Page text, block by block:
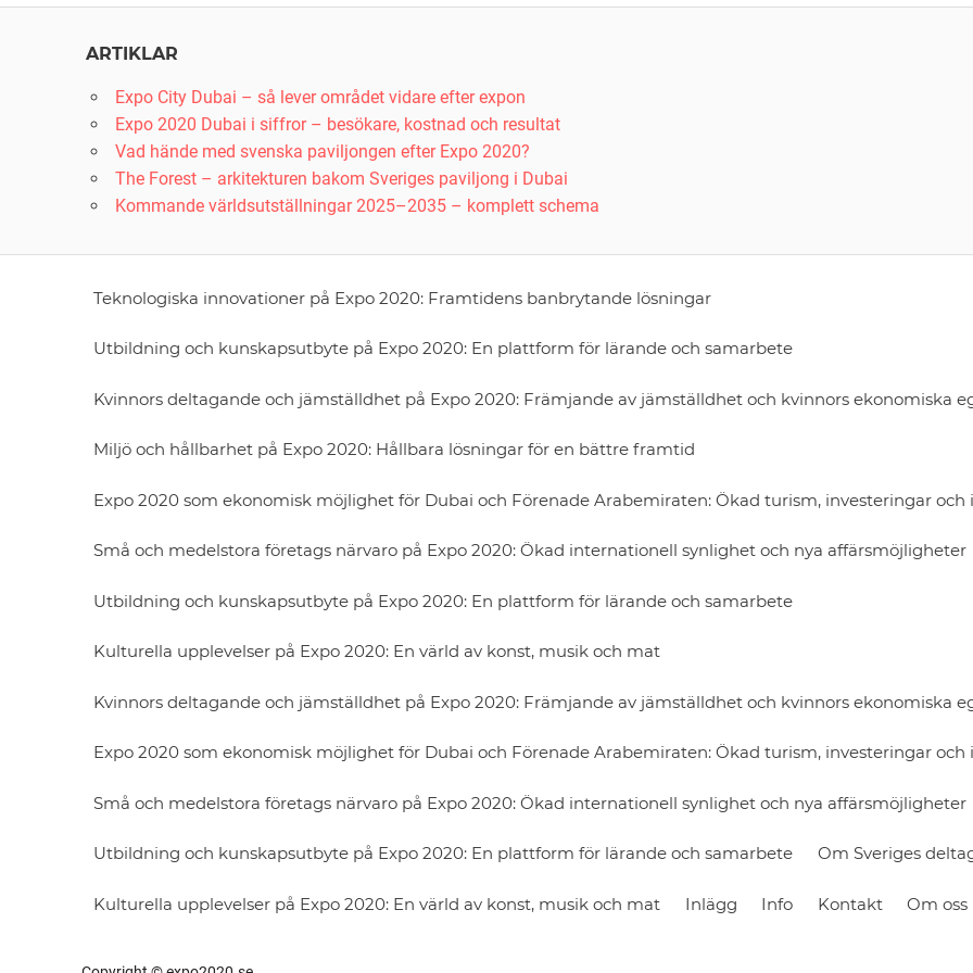
ARTIKLAR
Expo City Dubai – så lever området vidare efter expon
Expo 2020 Dubai i siffror – besökare, kostnad och resultat
Vad hände med svenska paviljongen efter Expo 2020?
The Forest – arkitekturen bakom Sveriges paviljong i Dubai
Kommande världsutställningar 2025–2035 – komplett schema
Teknologiska innovationer på Expo 2020: Framtidens banbrytande lösningar
Utbildning och kunskapsutbyte på Expo 2020: En plattform för lärande och samarbete
Kvinnors deltagande och jämställdhet på Expo 2020: Främjande av jämställdhet och kvinnors ekonomiska
Miljö och hållbarhet på Expo 2020: Hållbara lösningar för en bättre framtid
Expo 2020 som ekonomisk möjlighet för Dubai och Förenade Arabemiraten: Ökad turism, investeringar
Små och medelstora företags närvaro på Expo 2020: Ökad internationell synlighet och nya affärsmöjligheter
Utbildning och kunskapsutbyte på Expo 2020: En plattform för lärande och samarbete
Kulturella upplevelser på Expo 2020: En värld av konst, musik och mat
Kvinnors deltagande och jämställdhet på Expo 2020: Främjande av jämställdhet och kvinnors ekonomiska
Expo 2020 som ekonomisk möjlighet för Dubai och Förenade Arabemiraten: Ökad turism, investeringar
Små och medelstora företags närvaro på Expo 2020: Ökad internationell synlighet och nya affärsmöjligheter
Utbildning och kunskapsutbyte på Expo 2020: En plattform för lärande och samarbete Om Sveriges
Kulturella upplevelser på Expo 2020: En värld av konst, musik och mat Inlägg Info Kontakt Om oss